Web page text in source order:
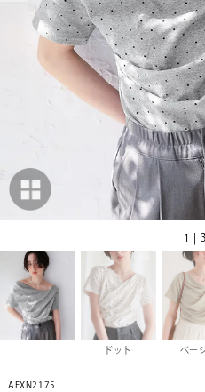
1 |
ドット ベー
AFXN2175